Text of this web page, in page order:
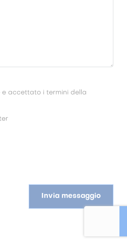
e accettato i termini della
Invia messaggio